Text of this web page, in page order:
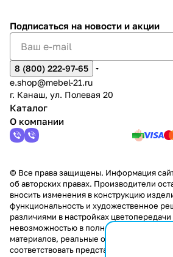
Подписаться на новости и акции
8 (800) 222-97-65
e.shop@mebel-21.ru
г. Канаш, ул. Полевая 20
Каталог
О компании
© Все права защищены. Информация
об авторских правах. Производители
вносить изменения в конструкцию
функциональность и художественное
различиями в настройках
невозможностью в полной мере
материалов, реальные оттенки и
соответствовать представленным на